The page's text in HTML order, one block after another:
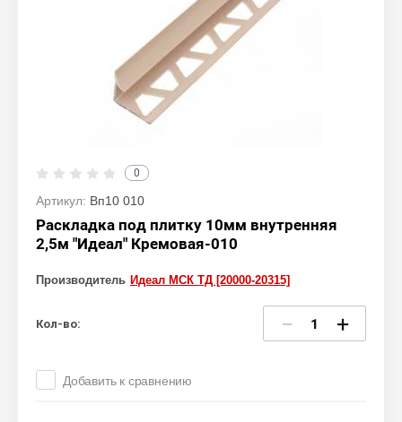
0
Артикул: Вп10 010
Раскладка под плитку 10мм внутренняя
2,5м "Идеал" Кремовая-010
Производитель Идеал МСК ТД [20000-20315]
Кол-во: − +
Добавить к сравнению